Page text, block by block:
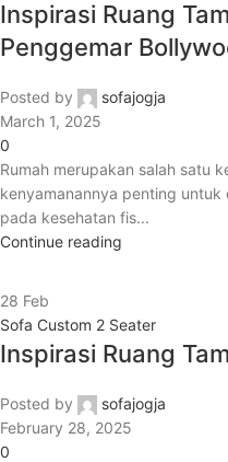
Inspirasi Ruang
Penggemar
Posted by
sofajogja
March 1, 2025
0
Rumah merupakan salah satu
kenyamanannya penting
pada kesehatan fis...
Continue reading
28 Feb
Sofa Custom 2 Seater
Inspirasi Ruang
Posted by
sofajogja
February 28, 2025
0